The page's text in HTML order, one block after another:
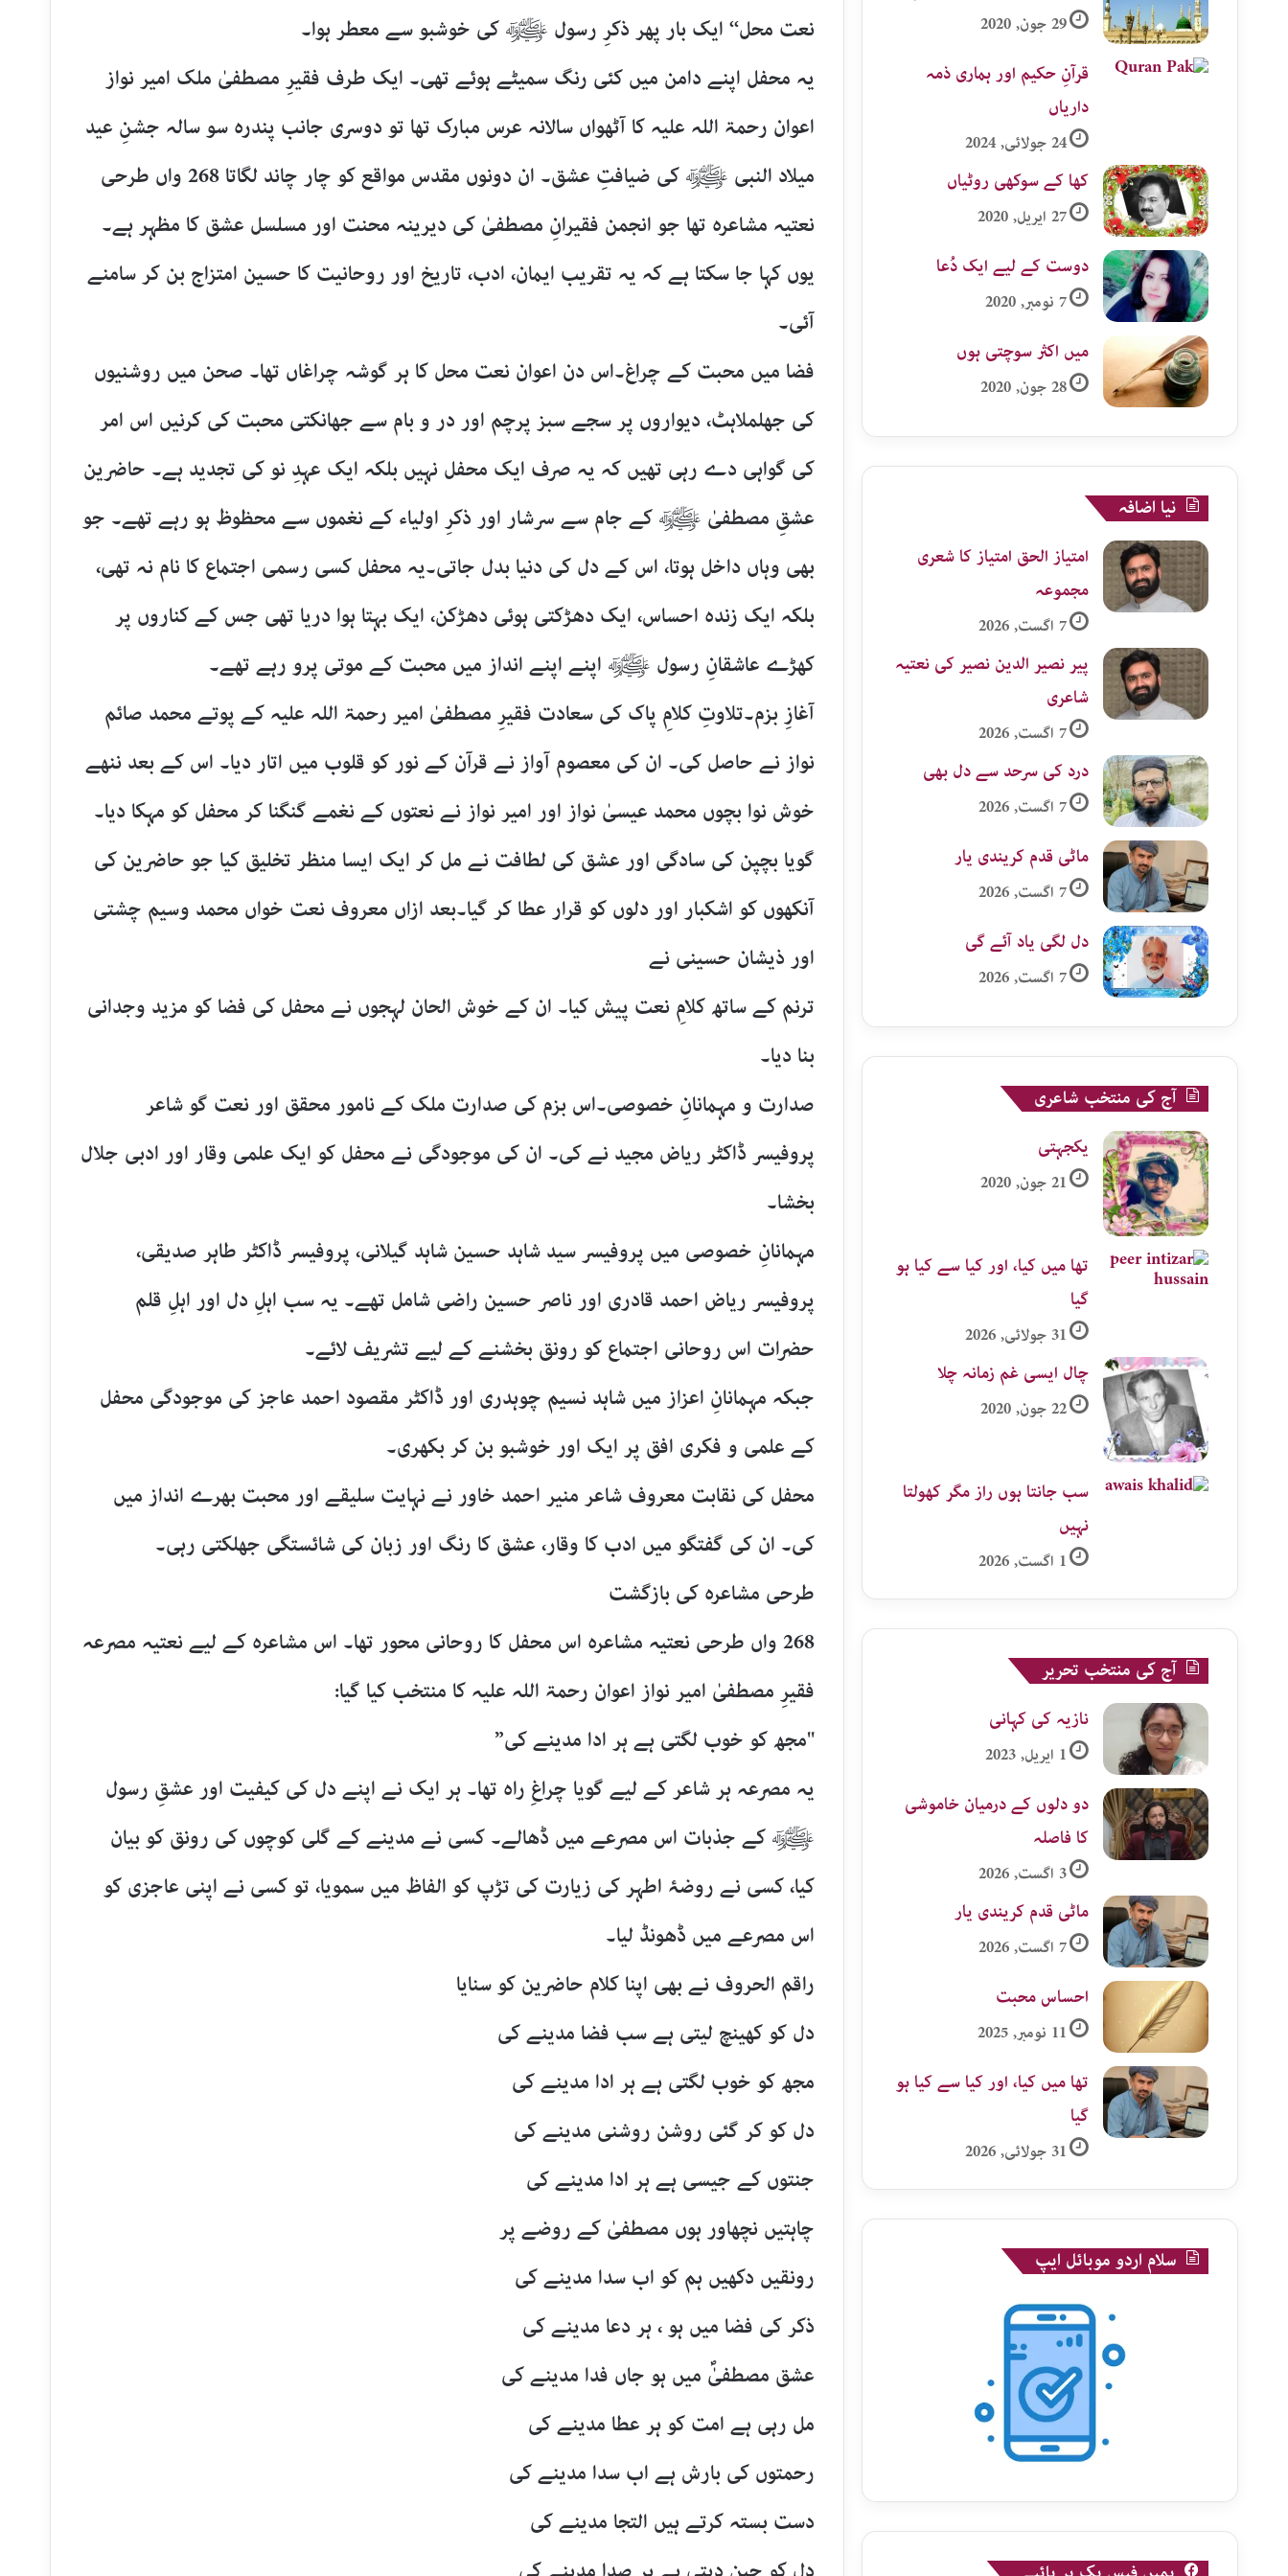
نعت محل‘‘ ایک بار پھر ذکرِ رسول ﷺ کی خوشبو سے معطر ہوا۔
یہ محفل اپنے دامن میں کئی رنگ سمیٹے ہوئے تھی۔ ایک طرف فقیرِ مصطفیٰ ملک امیر نواز
اعوان رحمۃ اللہ علیہ کا آٹھواں سالانہ عرس مبارک تھا تو دوسری جانب پندرہ سو سالہ جشنِ عید
میلاد النبی ﷺ کی ضیافتِ عشق۔ ان دونوں مقدس مواقع کو چار چاند لگاتا 268 واں طرحی
نعتیہ مشاعرہ تھا جو انجمن فقیرانِ مصطفیٰ کی دیرینہ محنت اور مسلسل عشق کا مظہر ہے۔
یوں کہا جا سکتا ہے کہ یہ تقریب ایمان، ادب، تاریخ اور روحانیت کا حسین امتزاج بن کر سامنے
آئی۔
فضا میں محبت کے چراغ۔اس دن اعوان نعت محل کا ہر گوشہ چراغاں تھا۔ صحن میں روشنیوں
کی جھلملاہٹ، دیواروں پر سجے سبز پرچم اور در و بام سے جھانکتی محبت کی کرنیں اس امر
کی گواہی دے رہی تھیں کہ یہ صرف ایک محفل نہیں بلکہ ایک عہدِ نو کی تجدید ہے۔ حاضرین
عشقِ مصطفیٰ ﷺ کے جام سے سرشار اور ذکرِ اولیاء کے نغموں سے محظوظ ہو رہے تھے۔ جو
بھی وہاں داخل ہوتا، اس کے دل کی دنیا بدل جاتی۔یہ محفل کسی رسمی اجتماع کا نام نہ تھی،
بلکہ ایک زندہ احساس، ایک دھڑکتی ہوئی دھڑکن، ایک بہتا ہوا دریا تھی جس کے کناروں پر
کھڑے عاشقانِ رسول ﷺ اپنے اپنے انداز میں محبت کے موتی پرو رہے تھے۔
آغازِ بزم۔تلاوتِ کلامِ پاک کی سعادت فقیرِ مصطفیٰ امیر رحمۃ اللہ علیہ کے پوتے محمد صائم
نواز نے حاصل کی۔ ان کی معصوم آواز نے قرآن کے نور کو قلوب میں اتار دیا۔ اس کے بعد ننھے
خوش نوا بچوں محمد عیسیٰ نواز اور امیر نواز نے نعتوں کے نغمے گنگنا کر محفل کو مہکا دیا۔
گویا بچپن کی سادگی اور عشق کی لطافت نے مل کر ایک ایسا منظر تخلیق کیا جو حاضرین کی
آنکھوں کو اشکبار اور دلوں کو قرار عطا کر گیا۔بعد ازاں معروف نعت خواں محمد وسیم چشتی
اور ذیشان حسینی نے
ترنم کے ساتھ کلامِ نعت پیش کیا۔ ان کے خوش الحان لہجوں نے محفل کی فضا کو مزید وجدانی
بنا دیا۔
صدارت و مہمانانِ خصوصی۔اس بزم کی صدارت ملک کے نامور محقق اور نعت گو شاعر
پروفیسر ڈاکٹر ریاض مجید نے کی۔ ان کی موجودگی نے محفل کو ایک علمی وقار اور ادبی جلال
بخشا۔
مہمانانِ خصوصی میں پروفیسر سید شاہد حسین شاہد گیلانی، پروفیسر ڈاکٹر طاہر صدیقی،
پروفیسر ریاض احمد قادری اور ناصر حسین راضی شامل تھے۔ یہ سب اہلِ دل اور اہلِ قلم
حضرات اس روحانی اجتماع کو رونق بخشنے کے لیے تشریف لائے۔
جبکہ مہمانانِ اعزاز میں شاہد نسیم چوہدری اور ڈاکٹر مقصود احمد عاجز کی موجودگی محفل
کے علمی و فکری افق پر ایک اور خوشبو بن کر بکھری۔
محفل کی نقابت معروف شاعر منیر احمد خاور نے نہایت سلیقے اور محبت بھرے انداز میں
کی۔ ان کی گفتگو میں ادب کا وقار، عشق کا رنگ اور زبان کی شائستگی جھلکتی رہی۔
طرحی مشاعرہ کی بازگشت
268 واں طرحی نعتیہ مشاعرہ اس محفل کا روحانی محور تھا۔ اس مشاعرہ کے لیے نعتیہ مصرعہ
فقیرِ مصطفیٰ امیر نواز اعوان رحمۃ اللہ علیہ کا منتخب کیا گیا:
"مجھ کو خوب لگتی ہے ہر ادا مدینے کی”
یہ مصرعہ ہر شاعر کے لیے گویا چراغِ راہ تھا۔ ہر ایک نے اپنے دل کی کیفیت اور عشقِ رسول
ﷺ کے جذبات اس مصرعے میں ڈھالے۔ کسی نے مدینے کے گلی کوچوں کی رونق کو بیان
کیا، کسی نے روضۂ اطہر کی زیارت کی تڑپ کو الفاظ میں سمویا، تو کسی نے اپنی عاجزی کو
اس مصرعے میں ڈھونڈ لیا۔
راقم الحروف نے بھی اپنا کلام حاضرین کو سنایا
دل کو کھینچ لیتی ہے سب فضا مدینے کی
مجھ کو خوب لگتی ہے ہر ادا مدینے کی
دل کو کر گئی روشن روشنی مدینے کی
جنتوں کے جیسی ہے ہر ادا مدینے کی
چاہتیں نچھاور ہوں مصطفیٰ کے روضے پر
رونقیں دکھیں ہم کو اب سدا مدینے کی
ذکر کی فضا میں ہو ، ہر دعا مدینے کی
عشق مصطفیٰؐ میں ہو جاں فدا مدینے کی
مل رہی ہے امت کو ہر عطا مدینے کی
رحمتوں کی بارش ہے اب سدا مدینے کی
دست بستہ کرتے ہیں التجا مدینے کی
29 جون, 2020
قرآنِ حکیم اور ہماری ذمہ
داریاں
24 جولائی, 2024
کھا کے سوکھی روٹیاں
27 اپریل, 2020
دوست کے لیے ایک دُعا
7 نومبر, 2020
میں اکثر سوچتی ہوں
28 جون, 2020
نیا اضافہ
امتیاز الحق امتیاز کا شعری
مجموعہ
7 اگست, 2026
پیر نصیر الدین نصیر کی نعتیہ
شاعری
7 اگست, 2026
درد کی سرحد سے دل بھی
7 اگست, 2026
ماٹی قدم کریندی یار
7 اگست, 2026
دل لگی یاد آئے گی
7 اگست, 2026
آج کی منتخب شاعری
یکجہتی
21 جون, 2020
تھا میں کیا، اور کیا سے کیا ہو
گیا
31 جولائی, 2026
چال ایسی غم زمانہ چلا
22 جون, 2020
سب جانتا ہوں راز مگر کھولتا
نہیں
1 اگست, 2026
آج کی منتخب تحریر
نازیہ کی کہانی
1 اپریل, 2023
دو دلوں کے درمیان خاموشی
کا فاصلہ
3 اگست, 2026
ماٹی قدم کریندی یار
7 اگست, 2026
احساس محبت
11 نومبر, 2025
تھا میں کیا، اور کیا سے کیا ہو
گیا
31 جولائی, 2026
سلام اردو موبائل ایپ